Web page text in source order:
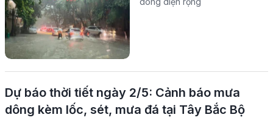
Dự báo thời tiết ngày 2/5: Cảnh báo mưa
dông kèm lốc, sét, mưa đá tại Tây Bắc Bộ